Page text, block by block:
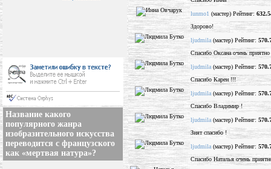
Название какого
популярного жанра
изобразительного искусства
переводится с французского
как «мертвая натура»?
lunmo1 (мастер) Рейтинг:
Здорово!
ljudmila (мастер) Рейтинг:
Спасибо Оксана очень
ljudmila (мастер) Рейтинг:
Спасибо Карен !!!
ljudmila (мастер) Рейтинг:
Спасибо Владимир !
ljudmila (мастер) Рейтинг:
Зият спасибо !
ljudmila (мастер) Рейтинг:
Спасибо Наталья очень